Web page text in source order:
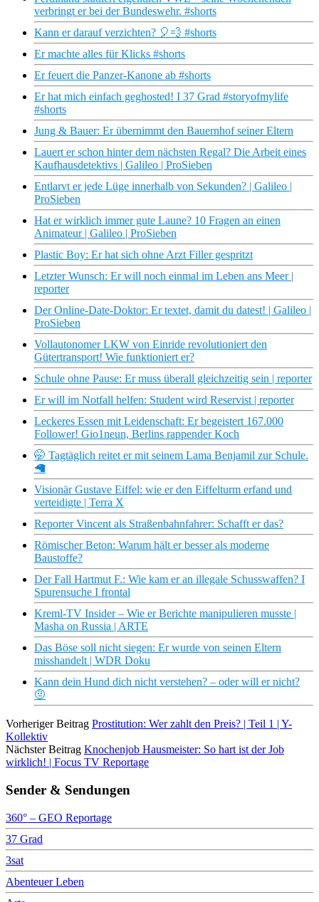
verbringt er bei der Bundeswehr. #shorts
Kann er darauf verzichten? 🎈💨 #shorts
Er machte alles für Klicks #shorts
Er feuert die Panzer-Kanone ab #shorts
Er hat mich einfach geghosted! I 37 Grad #storyofmylife
#shorts
Jung & Bauer: Er übernimmt den Bauernhof seiner Eltern
Lauert er schon hinter dem nächsten Regal? Die Arbeit eines
Kaufhausdetektivs | Galileo | ProSieben
Entlarvt er jede Lüge innerhalb von Sekunden? | Galileo |
ProSieben
Hat er wirklich immer gute Laune? 10 Fragen an einen
Animateur | Galileo | ProSieben
Plastic Boy: Er hat sich ohne Arzt Filler gespritzt
Letzter Wunsch: Er will noch einmal im Leben ans Meer |
reporter
Der Online-Date-Doktor: Er textet, damit du datest! | Galileo |
ProSieben
Vollautonomer LKW von Einride revolutioniert den
Gütertransport! Wie funktioniert er?
Schule ohne Pause: Er muss überall gleichzeitig sein | reporter
Er will im Notfall helfen: Student wird Reservist | reporter
Leckeres Essen mit Leidenschaft: Er begeistert 167.000
Follower! Gio1neun, Berlins rappender Koch
🤭 Tagtäglich reitet er mit seinem Lama Benjamil zur Schule.
🦙
Visionär Gustave Eiffel: wie er den Eiffelturm erfand und
verteidigte | Terra X
Reporter Vincent als Straßenbahnfahrer: Schafft er das?
Römischer Beton: Warum hält er besser als moderne
Baustoffe?
Der Fall Hartmut F.: Wie kam er an illegale Schusswaffen? I
Spurensuche I frontal
Kreml-TV Insider – Wie er Berichte manipulieren musste |
Masha on Russia | ARTE
Das Böse soll nicht siegen: Er wurde von seinen Eltern
misshandelt | WDR Doku
Kann dein Hund dich nicht verstehen? – oder will er nicht?
🤨
Vorheriger Beitrag Prostitution: Wer zahlt den Preis? | Teil 1 | Y-
Kollektiv
Nächster Beitrag Knochenjob Hausmeister: So hart ist der Job
wirklich! | Focus TV Reportage
Sender & Sendungen
360° – GEO Reportage
37 Grad
3sat
Abenteuer Leben